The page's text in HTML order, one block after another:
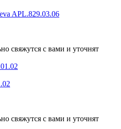
APL.829.03.06
свяжутся с вами и уточнят
свяжутся с вами и уточнят